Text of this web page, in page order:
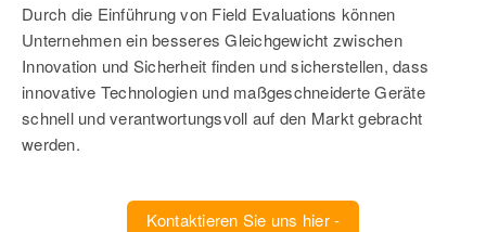
Durch die Einführung von Field Evaluations können
Unternehmen ein besseres Gleichgewicht zwischen
Innovation und Sicherheit finden und sicherstellen, dass
innovative Technologien und maßgeschneiderte Geräte
schnell und verantwortungsvoll auf den Markt gebracht
werden.
Kontaktieren Sie uns hier -